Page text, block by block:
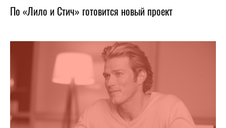
По «Лило и Стич» готовится новый проект